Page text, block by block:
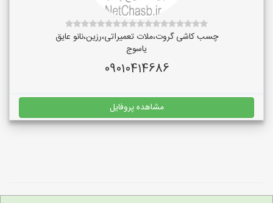
چسب کاشی گروت،ملات تعمیراتی،رزین،نانو عایق
یاسوج
09010414686
مشاهده پروفایل